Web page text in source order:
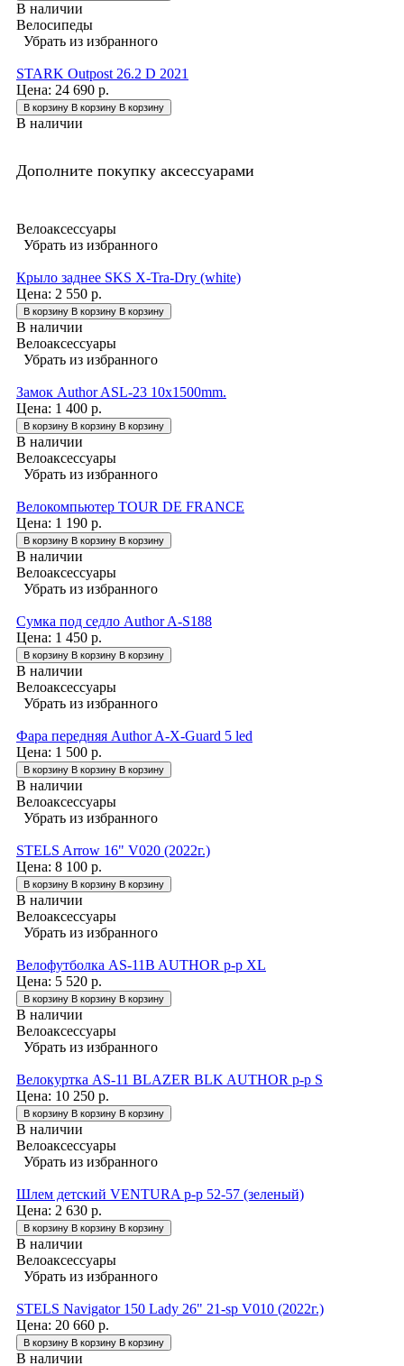
В наличии
Велосипеды
Убрать из избранного
STARK Outpost 26.2 D 2021
Цена: 24 690 р.
В корзину В корзину В корзину
В наличии
Дополните покупку аксессуарами
Велоаксессуары
Убрать из избранного
Крыло заднее SKS X-Tra-Dry (white)
Цена: 2 550 р.
В корзину В корзину В корзину
В наличии
Велоаксессуары
Убрать из избранного
Замок Author ASL-23 10x1500mm.
Цена: 1 400 р.
В корзину В корзину В корзину
В наличии
Велоаксессуары
Убрать из избранного
Велокомпьютер TOUR DE FRANCE
Цена: 1 190 р.
В корзину В корзину В корзину
В наличии
Велоаксессуары
Убрать из избранного
Сумка под седло Author A-S188
Цена: 1 450 р.
В корзину В корзину В корзину
В наличии
Велоаксессуары
Убрать из избранного
Фара передняя Author A-X-Guard 5 led
Цена: 1 500 р.
В корзину В корзину В корзину
В наличии
Велоаксессуары
Убрать из избранного
STELS Arrow 16" V020 (2022г.)
Цена: 8 100 р.
В корзину В корзину В корзину
В наличии
Велоаксессуары
Убрать из избранного
Велофутболка AS-11B AUTHOR р-р XL
Цена: 5 520 р.
В корзину В корзину В корзину
В наличии
Велоаксессуары
Убрать из избранного
Велокуртка AS-11 BLAZER BLK AUTHOR р-р S
Цена: 10 250 р.
В корзину В корзину В корзину
В наличии
Велоаксессуары
Убрать из избранного
Шлем детский VENTURA р-р 52-57 (зеленый)
Цена: 2 630 р.
В корзину В корзину В корзину
В наличии
Велоаксессуары
Убрать из избранного
STELS Navigator 150 Lady 26" 21-sp V010 (2022г.)
Цена: 20 660 р.
В корзину В корзину В корзину
В наличии